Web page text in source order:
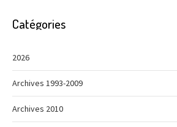
Catégories
2026
Archives 1993-2009
Archives 2010